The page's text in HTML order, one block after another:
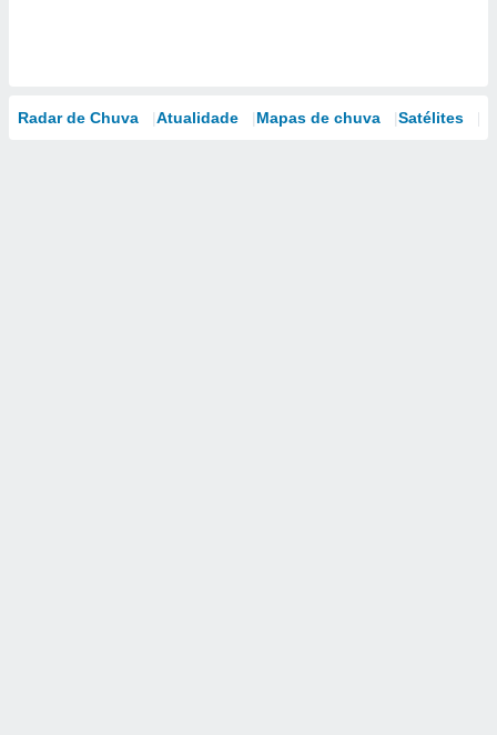
Radar de Chuva Atualidade Mapas de chuva Satélites